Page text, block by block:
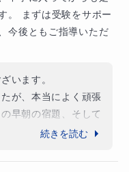
。 まずは受験をサポー
今後ともご指導いただ
います。
が、本当によく頑張
早朝の宿題、そして
時間からの授業。本
き続きよろしくお願
続きを読む